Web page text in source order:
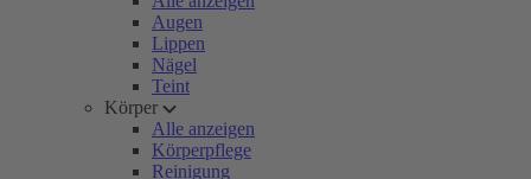
Augen
Lippen
Nägel
Teint
Körper
Alle anzeigen
Körperpflege
Reinigung